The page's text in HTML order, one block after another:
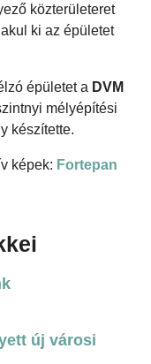
közterületeret
ki az épületet
épületet a DVM
mélyépítési
készítette.
képek: Fortepan
új városi